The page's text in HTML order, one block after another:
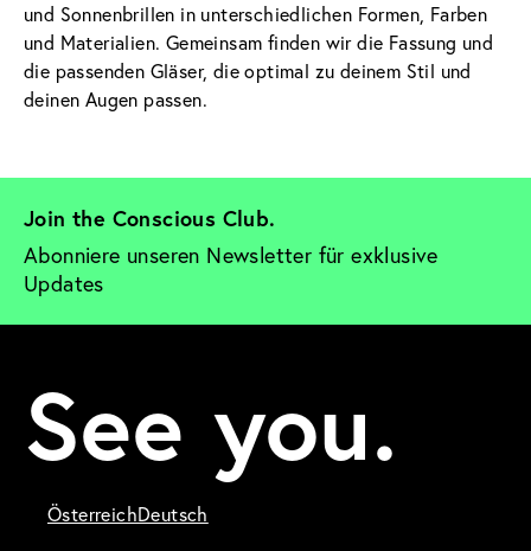
und Sonnenbrillen in unterschiedlichen Formen, Farben
und Materialien. Gemeinsam finden wir die Fassung und
die passenden Gläser, die optimal zu deinem Stil und
deinen Augen passen.
Join the Conscious Club.
Abonniere unseren Newsletter für exklusive
Updates
See you.
ÖsterreichDeutsch